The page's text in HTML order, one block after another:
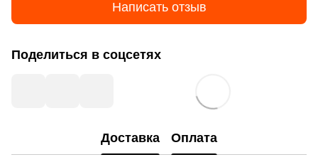
Написать отзыв
Поделиться в соцсетях
Доставка Оплата